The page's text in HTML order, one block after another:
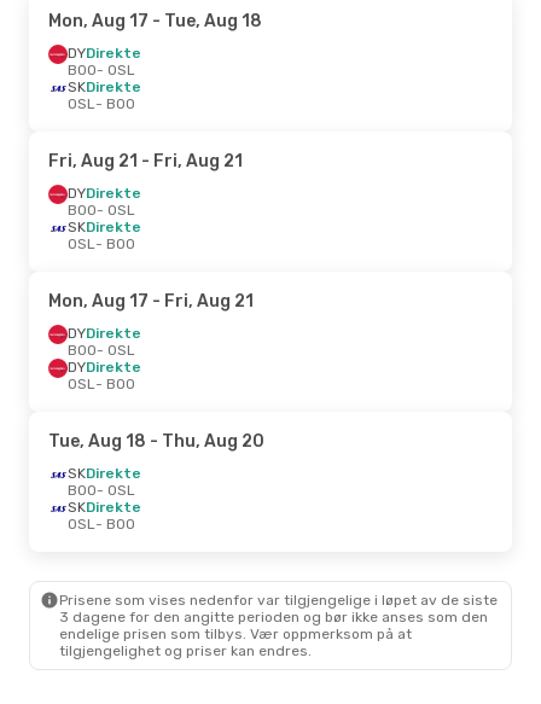
Mon, Aug 17 - Tue, Aug 18
DYDirekte
BOO- OSL
SKDirekte
OSL- BOO
Fri, Aug 21 - Fri, Aug 21
DYDirekte
BOO- OSL
SKDirekte
OSL- BOO
Mon, Aug 17 - Fri, Aug 21
DYDirekte
BOO- OSL
DYDirekte
OSL- BOO
Tue, Aug 18 - Thu, Aug 20
SKDirekte
BOO- OSL
SKDirekte
OSL- BOO
Prisene som vises nedenfor var tilgjengelige i løpet av de siste
3 dagene for den angitte perioden og bør ikke anses som den
endelige prisen som tilbys. Vær oppmerksom på at
tilgjengelighet og priser kan endres.